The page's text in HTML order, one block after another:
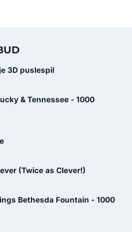
3D puslespil
& Tennessee - 1000
(Twice as Clever!)
Bethesda Fountain - 1000